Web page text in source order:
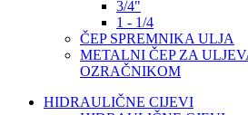
3/4"
1 - 1/4
ČEP SPREMNIKA ULJA
METALNI ČEP ZA
OZRAČNIKOM
HIDRAULIČNE CIJEVI